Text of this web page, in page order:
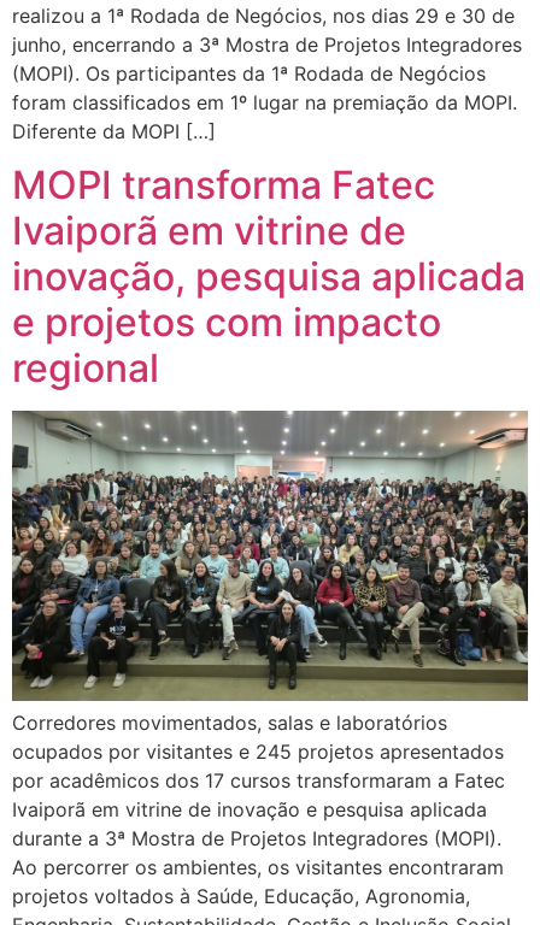
realizou a 1ª Rodada de Negócios, nos dias 29 e 30 de
junho, encerrando a 3ª Mostra de Projetos Integradores
(MOPI). Os participantes da 1ª Rodada de Negócios
foram classificados em 1º lugar na premiação da MOPI.
Diferente da MOPI […]
MOPI transforma Fatec
Ivaiporã em vitrine de
inovação, pesquisa aplicada
e projetos com impacto
regional
Corredores movimentados, salas e laboratórios
ocupados por visitantes e 245 projetos apresentados
por acadêmicos dos 17 cursos transformaram a Fatec
Ivaiporã em vitrine de inovação e pesquisa aplicada
durante a 3ª Mostra de Projetos Integradores (MOPI).
Ao percorrer os ambientes, os visitantes encontraram
projetos voltados à Saúde, Educação, Agronomia,